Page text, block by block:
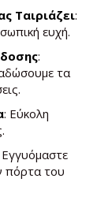
Ταιριάζει:
ευχή.
:
τα
: Εύκολη
Εγγυόμαστε
πόρτα του